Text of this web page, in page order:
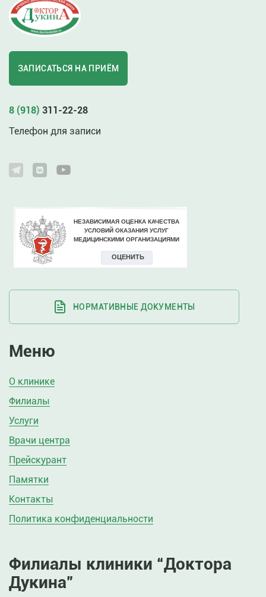
ЗАПИСАТЬСЯ НА ПРИЁМ
8 (918) 311-22-28
Телефон для записи
НОРМАТИВНЫЕ ДОКУМЕНТЫ
Меню
О клинике
Филиалы
Услуги
Врачи центра
Прейскурант
Памятки
Контакты
Политика конфиденциальности
Филиалы клиники “Доктора
Дукина”